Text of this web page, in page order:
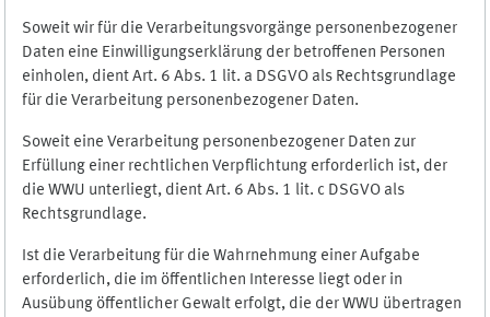
Soweit wir für die Verarbeitungsvorgänge personenbezogener
Daten eine Einwilligungserklärung der betroffenen Personen
einholen, dient Art. 6 Abs. 1 lit. a DSGVO als Rechtsgrundlage
für die Verarbeitung personenbezogener Daten.
Soweit eine Verarbeitung personenbezogener Daten zur
Erfüllung einer rechtlichen Verpflichtung erforderlich ist, der
die WWU unterliegt, dient Art. 6 Abs. 1 lit. c DSGVO als
Rechtsgrundlage.
Ist die Verarbeitung für die Wahrnehmung einer Aufgabe
erforderlich, die im öffentlichen Interesse liegt oder in
Ausübung öffentlicher Gewalt erfolgt, die der WWU übertragen